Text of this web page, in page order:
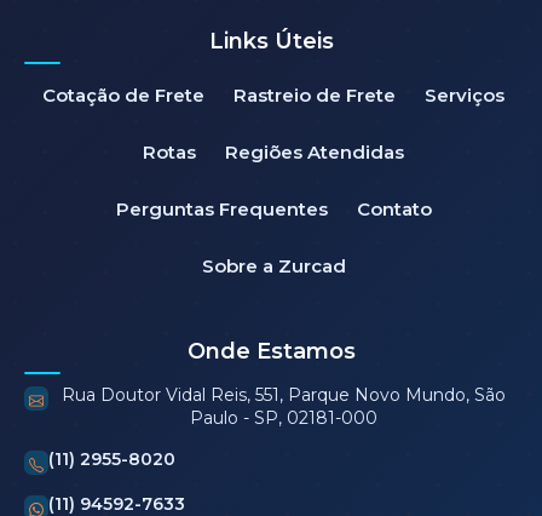
Links Úteis
Cotação de Frete Rastreio de Frete Serviços
Rotas Regiões Atendidas
Perguntas Frequentes Contato
Sobre a Zurcad
Onde Estamos
Rua Doutor Vidal Reis, 551, Parque Novo Mundo, São
Paulo - SP, 02181-000
(11) 2955-8020
(11) 94592-7633